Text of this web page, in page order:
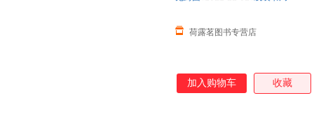
荷露茗图书专营店
加入购物车 收藏